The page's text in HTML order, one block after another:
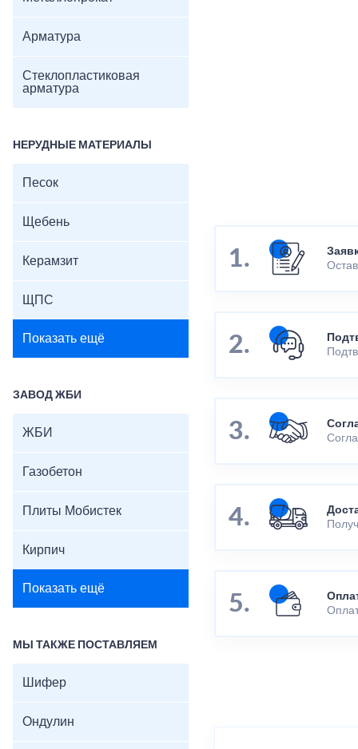
Арматура
Стеклопластиковая
арматура
НЕРУДНЫЕ МАТЕРИАЛЫ
Песок
Щебень
Керамзит
ЩПС
Показать ещё
ЗАВОД ЖБИ
ЖБИ
Газобетон
Плиты Мобистек
Кирпич
Показать ещё
МЫ ТАКЖЕ ПОСТАВЛЯЕМ
Шифер
Ондулин